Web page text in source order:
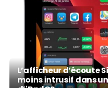
L’afficheur d’écoute
moins intrusif dans